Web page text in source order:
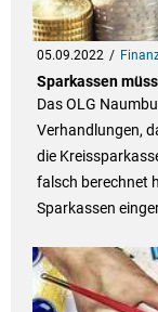
05.09.2022
Sparkassen
Das OLG
Verhandlungen,
die
falsch berechnet
Sparkassen